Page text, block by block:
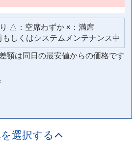
△：空席わずか ×：満席
もしくはシステムメンテナンス中
差額は同日の最安値からの価格です
選択する